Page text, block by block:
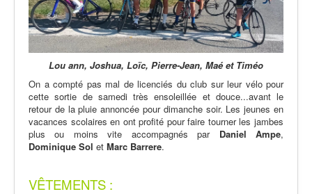
Lou ann, Joshua, Loïc, Pierre-Jean, Maé et Timéo
On a compté pas mal de licenciés du club sur leur vélo pour
cette sortie de samedi très ensoleillée et douce...avant le
retour de la pluie annoncée pour dimanche soir. Les jeunes en
vacances scolaires en ont profité pour faire tourner les jambes
plus ou moins vite accompagnés par Daniel Ampe,
Dominique Sol et Marc Barrere.
VÊTEMENTS :